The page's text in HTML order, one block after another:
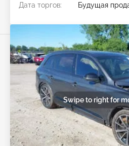
Дата торгов:
Будущая
Swipe to right for